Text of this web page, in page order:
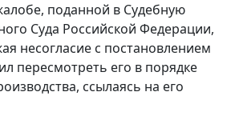
поданной в Судебную
Суда Российской Федерации,
несогласие с постановлением
пересмотреть его в порядке
ссылаясь на его